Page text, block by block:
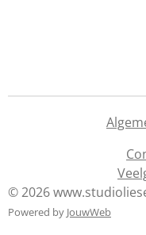
© 2026
Powered by JouwWeb